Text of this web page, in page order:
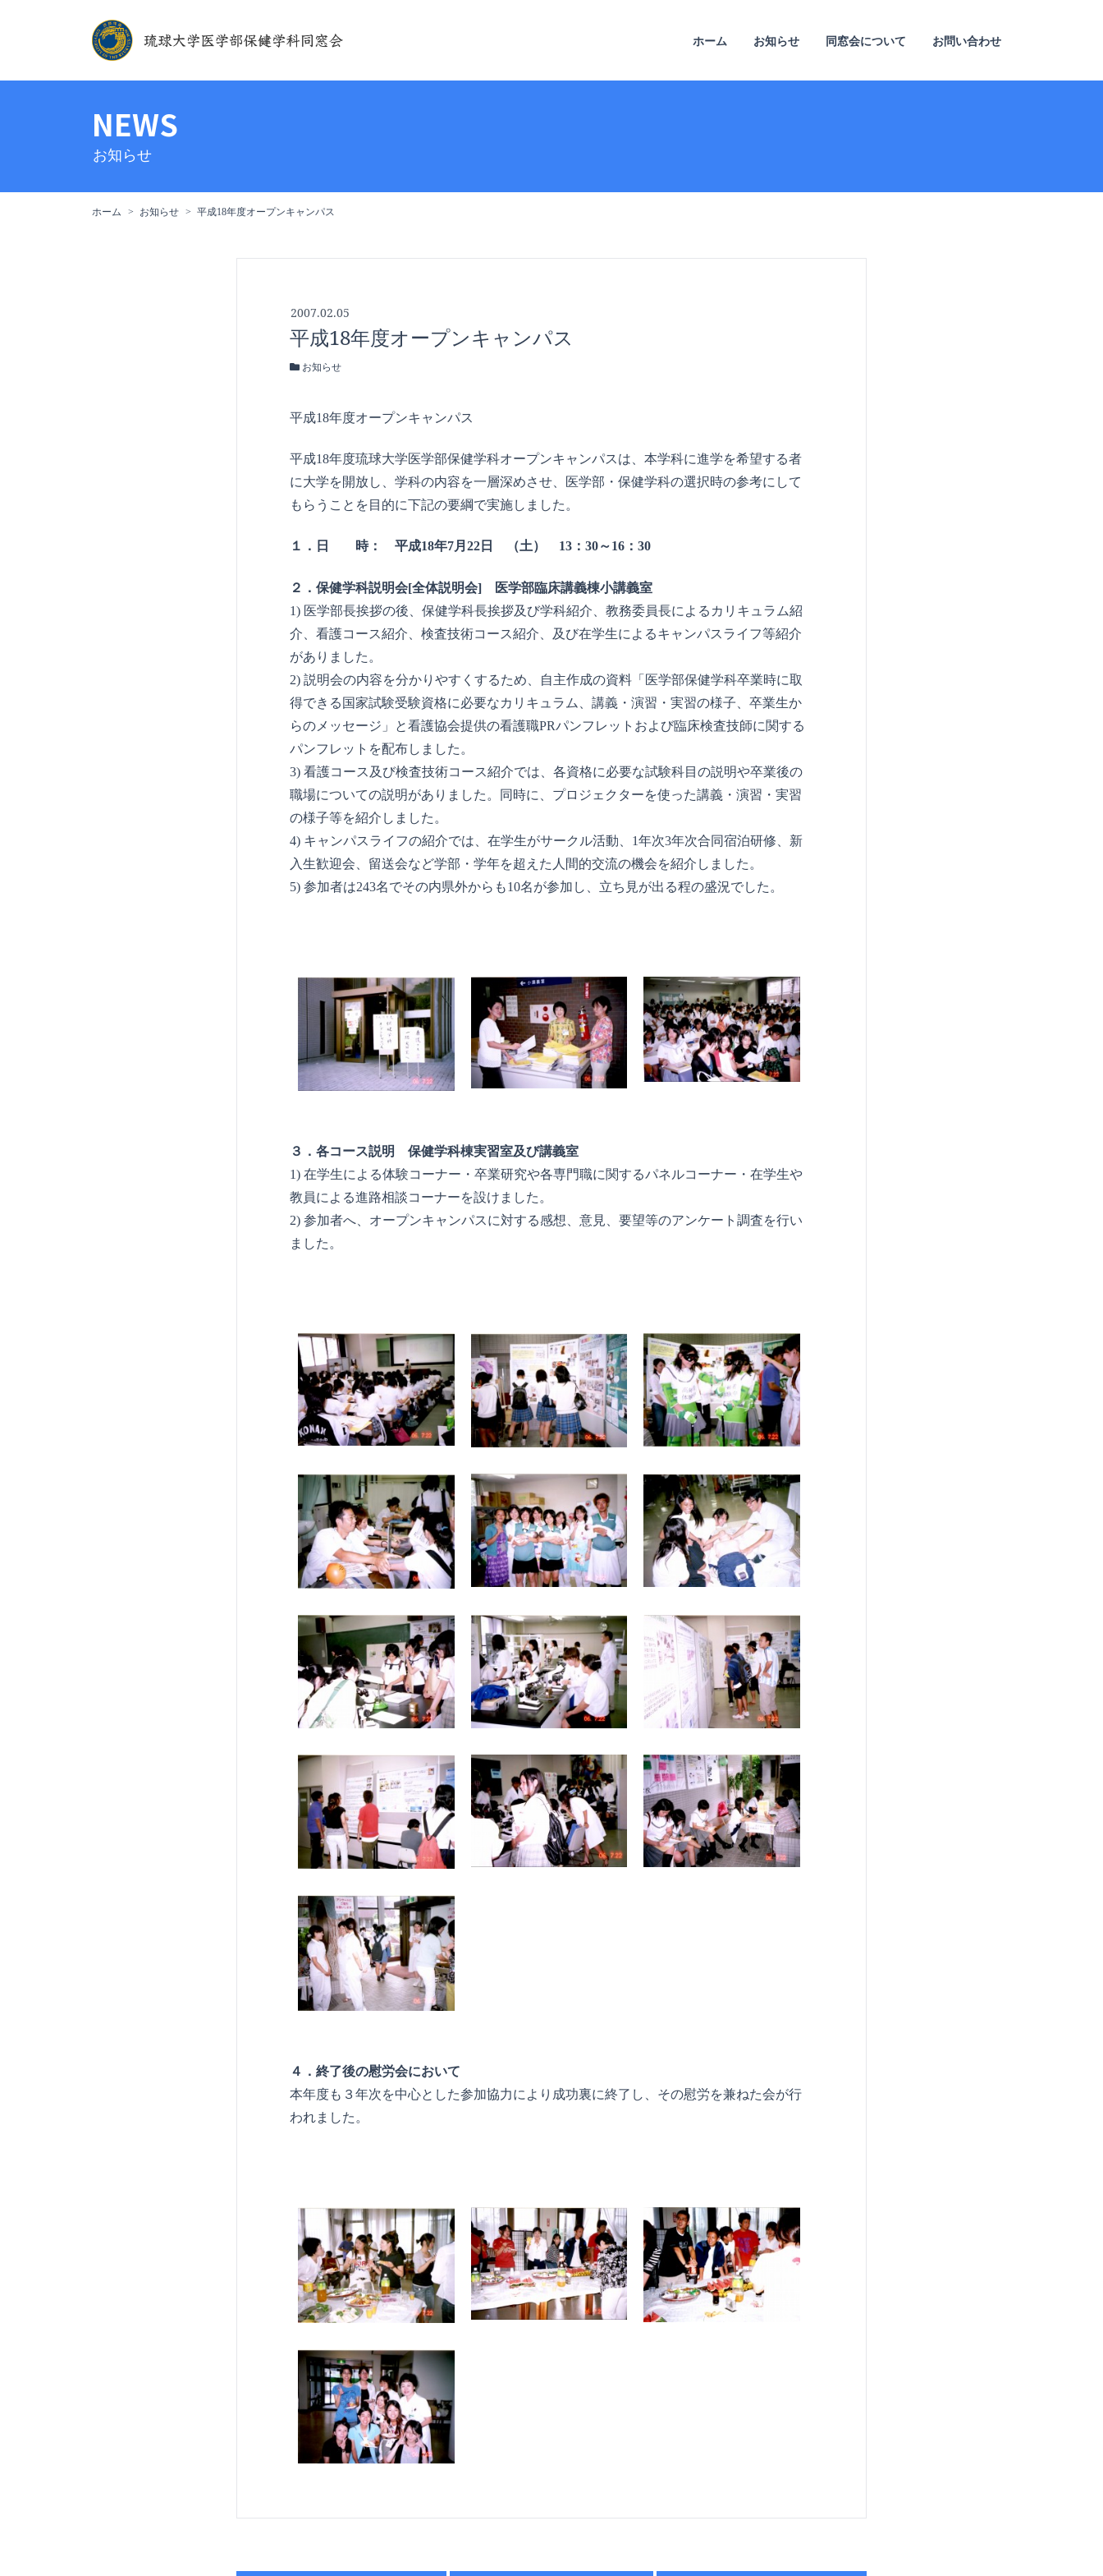
ホーム お知らせ 同窓会について お問い合わせ
NEWS
お知らせ
ホーム お知らせ 平成18年度オープンキャンパス
2007.02.05
平成18年度オープンキャンパス
お知らせ
平成18年度オープンキャンパス
平成18年度琉球大学医学部保健学科オープンキャンパスは、本学科に進学を希望する者
に大学を開放し、学科の内容を一層深めさせ、医学部・保健学科の選択時の参考にして
もらうことを目的に下記の要綱で実施しました。
１．日 時： 平成18年7月22日 （土） 13：30～16：30
２．保健学科説明会[全体説明会] 医学部臨床講義棟小講義室
1) 医学部長挨拶の後、保健学科長挨拶及び学科紹介、教務委員長によるカリキュラム紹
介、看護コース紹介、検査技術コース紹介、及び在学生によるキャンパスライフ等紹介
がありました。
2) 説明会の内容を分かりやすくするため、自主作成の資料「医学部保健学科卒業時に取
得できる国家試験受験資格に必要なカリキュラム、講義・演習・実習の様子、卒業生か
らのメッセージ」と看護協会提供の看護職PRパンフレットおよび臨床検査技師に関する
パンフレットを配布しました。
3) 看護コース及び検査技術コース紹介では、各資格に必要な試験科目の説明や卒業後の
職場についての説明がありました。同時に、プロジェクターを使った講義・演習・実習
の様子等を紹介しました。
4) キャンパスライフの紹介では、在学生がサークル活動、1年次3年次合同宿泊研修、新
入生歓迎会、留送会など学部・学年を超えた人間的交流の機会を紹介しました。
5) 参加者は243名でその内県外からも10名が参加し、立ち見が出る程の盛況でした。
３．各コース説明 保健学科棟実習室及び講義室
1) 在学生による体験コーナー・卒業研究や各専門職に関するパネルコーナー・在学生や
教員による進路相談コーナーを設けました。
2) 参加者へ、オープンキャンパスに対する感想、意見、要望等のアンケート調査を行い
ました。
４．終了後の慰労会において
本年度も３年次を中心とした参加協力により成功裏に終了し、その慰労を兼ねた会が行
われました。